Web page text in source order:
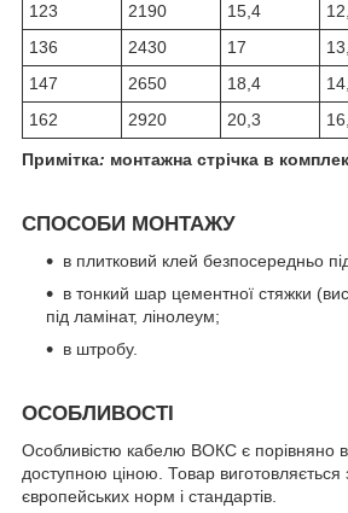
123
2190 15,4
136
2430 17
147
2650 18,4
162
2920 20,3
Примітка: монтажна стрічка в
СПОСОБИ МОНТАЖУ
в плитковий клей безпосередньо
в тонкий шар цементної стяжки
під ламінат, лінолеум;
в штробу.
ОСОБЛИВОСТІ
Особливістю кабелю ВОКС є порівняно
доступною ціною. Товар виготовляється
європейських норм і стандартів.